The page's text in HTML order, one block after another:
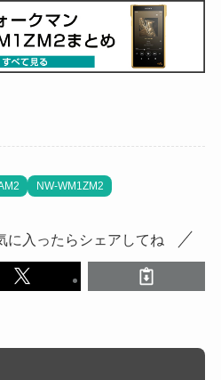
NW-WM1ZM2
に入ったらシェアしてね